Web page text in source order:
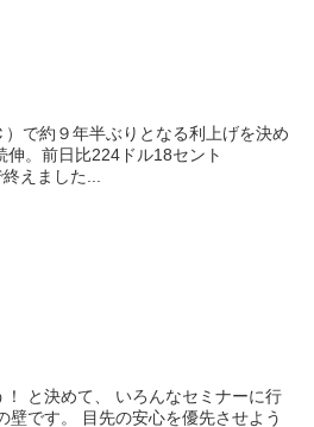
で約９年半ぶりとなる利上げを決め
。前日比224ドル18セント
えました...
と決めて、 いろんなセミナーに行
壁です。 目先の安心を優先させよう